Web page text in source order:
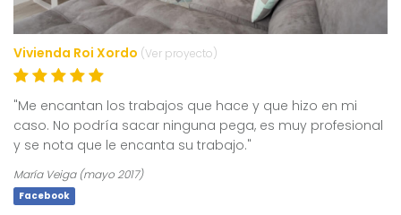
Vivienda Roi Xordo (Ver proyecto)
"Me encantan los trabajos que hace y que hizo en mi
caso. No podría sacar ninguna pega, es muy profesional
y se nota que le encanta su trabajo."
María Veiga (mayo 2017)
Facebook